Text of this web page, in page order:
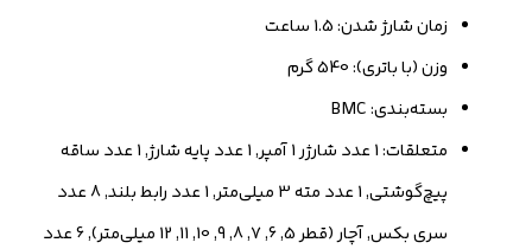
زمان شارژ شدن: 1.5 ساعت
وزن (با باتری): 540 گرم
بسته‌بندی: BMC
متعلقات: 1 عدد شارژر 1 آمپر, 1 عدد پایه شارژ, 1 عدد ساقه
پیچ‌گوشتی, 1 عدد مته 3 میلی‌متر, 1 عدد رابط بلند, 8 عدد
سری بکس, آچار (قطر 5, 6, 7, 8, 9, 10, 11, 12 میلی‌متر), 6 عدد